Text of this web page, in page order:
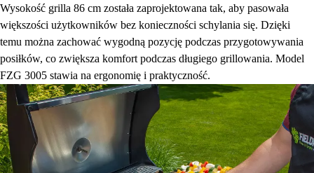
Wysokość grilla 86 cm została zaprojektowana tak, aby pasowała
większości użytkowników bez konieczności schylania się. Dzięki
temu można zachować wygodną pozycję podczas przygotowywania
posiłków, co zwiększa komfort podczas długiego grillowania. Model
FZG 3005 stawia na ergonomię i praktyczność.